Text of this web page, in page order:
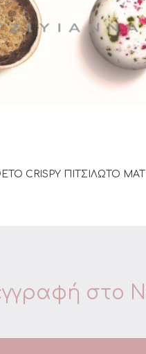
ΔΙΑΒΆΣΤΕ ΠΕΡΙΣΣΌΤΕΡΑ
CRISPY ΠΙΤΣΙΛΩΤΟ ΜΑΤ
στο